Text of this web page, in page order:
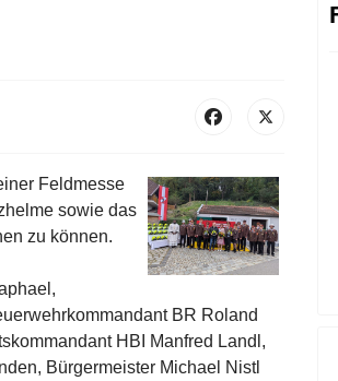
Feldmesse
sowie das
zu können.
BR Roland
HBI Manfred Landl,
Bürgermeister Michael Nistl